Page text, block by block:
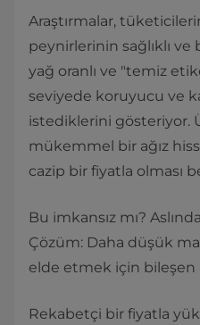
Araştırmalar,
peynirlerinin sağlıklı ve
yağ oranlı ve "temiz
seviyede koruyucu ve
istediklerini gösteriyor.
mükemmel bir ağız
cazip bir fiyatla olması
Bu imkansız mı?
Çözüm: Daha düşük
elde etmek için bileşen
Rekabetçi bir fiyatla